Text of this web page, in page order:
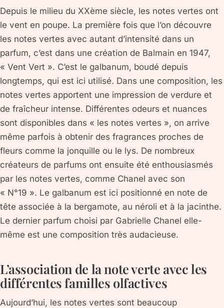
Depuis le milieu du XXème siècle, les notes vertes ont
le vent en poupe. La première fois que l’on découvre
les notes vertes avec autant d’intensité dans un
parfum, c’est dans une création de Balmain en 1947,
« Vent Vert ». C’est le galbanum, boudé depuis
longtemps, qui est ici utilisé. Dans une composition, les
notes vertes apportent une impression de verdure et
de fraîcheur intense. Différentes odeurs et nuances
sont disponibles dans « les notes vertes », on arrive
même parfois à obtenir des fragrances proches de
fleurs comme la jonquille ou le lys. De nombreux
créateurs de parfums ont ensuite été enthousiasmés
par les notes vertes, comme Chanel avec son
« N°19 ». Le galbanum est ici positionné en note de
tête associée à la bergamote, au néroli et à la jacinthe.
Le dernier parfum choisi par Gabrielle Chanel elle-
même est une composition très audacieuse.
L’association de la note verte avec les
différentes familles olfactives
Aujourd’hui, les notes vertes sont beaucoup